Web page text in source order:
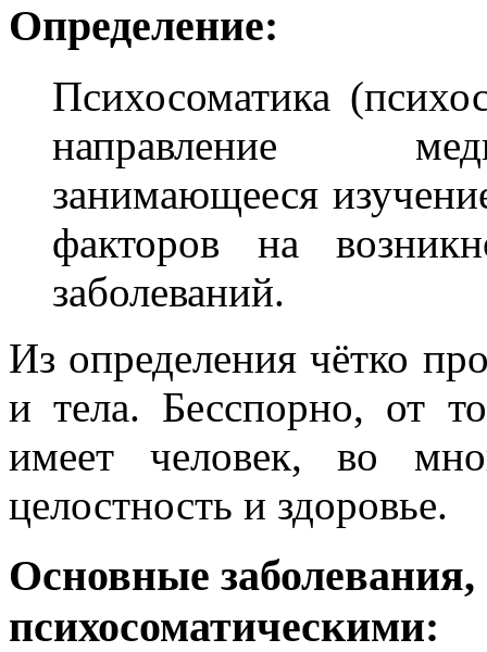
Определение:
Психосоматика
направление
занимающееся
факторов на
заболеваний.
Из определения чётко
и тела. Бесспорно, от
имеет человек, во
целостность и здоровье.
Основные
психосоматическими: